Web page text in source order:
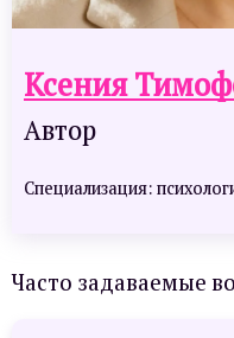
Ксения
Автор
Специализация:
Часто задаваемые